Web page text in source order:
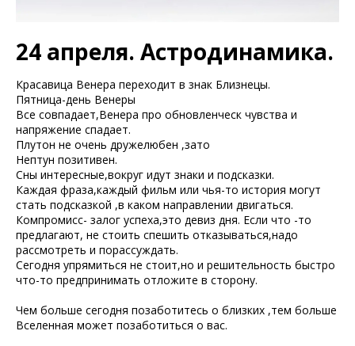
24 апреля. Астродинамика.
Красавица Венера переходит в знак Близнецы.
Пятница-день Венеры
Все совпадает,Венера про обновленческ чувства и
напряжение спадает.
Плутон не очень дружелюбен ,зато
Нептун позитивен.
Сны интересные,вокруг идут знаки и подсказки.
Каждая фраза,каждый фильм или чья-то история могут
стать подсказкой ,в каком направлении двигаться.
Компромисс- залог успеха,это девиз дня. Если что -то
предлагают, не стоить спешить отказываться,надо
рассмотреть и порассуждать.
Сегодня упрямиться не стоит,но и решительность быстро
что-то предпринимать отложите в сторону.
Чем больше сегодня позаботитесь о близких ,тем больше
Вселенная может позаботиться о вас.